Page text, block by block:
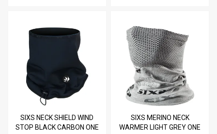
SIXS NECK SHIELD WIND
STOP BLACK CARBON ONE
SIXS MERINO NECK
WARMER LIGHT GREY ONE